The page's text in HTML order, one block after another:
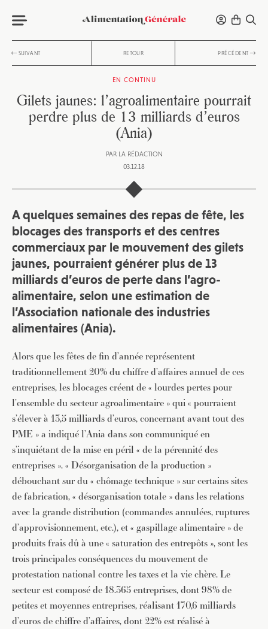
SUIVANT RETOUR PRÉCÉDENT
EN CONTINU
Gilets jaunes: l’agroalimentaire pourrait
perdre plus de 13 milliards d’euros
(Ania)
PAR LA RÉDACTION
03.12.18
A quelques semaines des repas de fête, les
blocages des transports et des centres
commerciaux par le mouvement des gilets
jaunes, pourraient générer plus de 13
milliards d’euros de perte dans l’agro-
alimentaire, selon une estimation de
l’Association nationale des industries
alimentaires (Ania).
Alors que les fêtes de fin d’année représentent
traditionnellement 20% du chiffre d’affaires annuel de ces
entreprises, les blocages créent de « lourdes pertes pour
l’ensemble du secteur agroalimentaire » qui « pourraient
s’élever à 13,5 milliards d’euros, concernant avant tout des
PME » a indiqué l’Ania dans son communiqué en
s’inquiétant de la mise en péril « de la pérennité des
entreprises ». « Désorganisation de la production »
débouchant sur du « chômage technique » sur certains sites
de fabrication, « désorganisation totale » dans les relations
avec la grande distribution (commandes annulées, ruptures
d’approvisionnement, etc.), et « gaspillage alimentaire » de
produits frais dû à une « saturation des entrepôts », sont les
trois principales conséquences du mouvement de
protestation national contre les taxes et la vie chère. Le
secteur est composé de 18.365 entreprises, dont 98% de
petites et moyennes entreprises, réalisant 170,6 milliards
d’euros de chiffre d’affaires, dont 22% est réalisé à